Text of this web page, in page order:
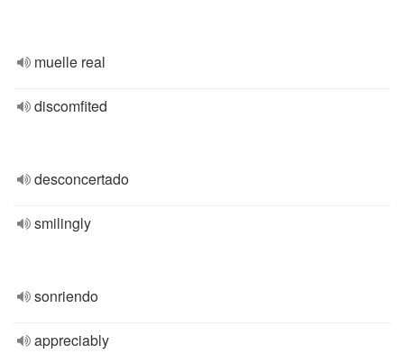
muelle real
discomfited
desconcertado
smilingly
sonriendo
appreciably